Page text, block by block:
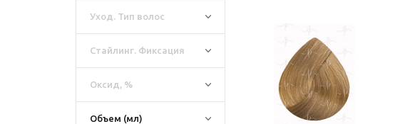
Уход. Тип волос
Стайлинг. Фиксация
Оксид, %
Объем (мл)